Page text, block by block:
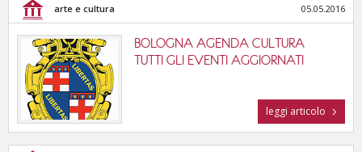
arte e cultura 05.05.2016
BOLOGNA AGENDA CULTURA
TUTTI GLI EVENTI AGGIORNATI
leggi articolo